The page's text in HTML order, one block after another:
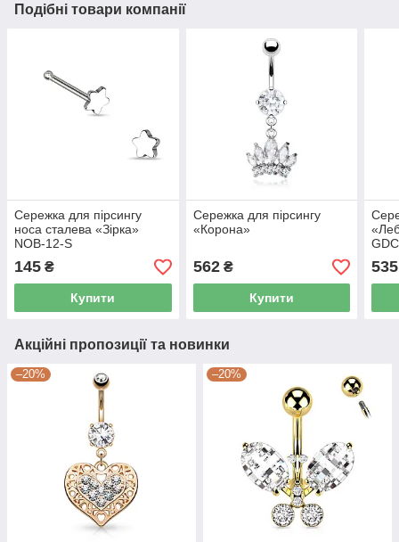
Подібні товари компанії
Сережка для пірсингу
носа сталева «Зірка»
NOB-12-S
145 ₴
Купити
Сережка для пірсингу
«Корона»
562₴
Купити
GDC
535
Акційні пропозиції та новинки
–20% –20%